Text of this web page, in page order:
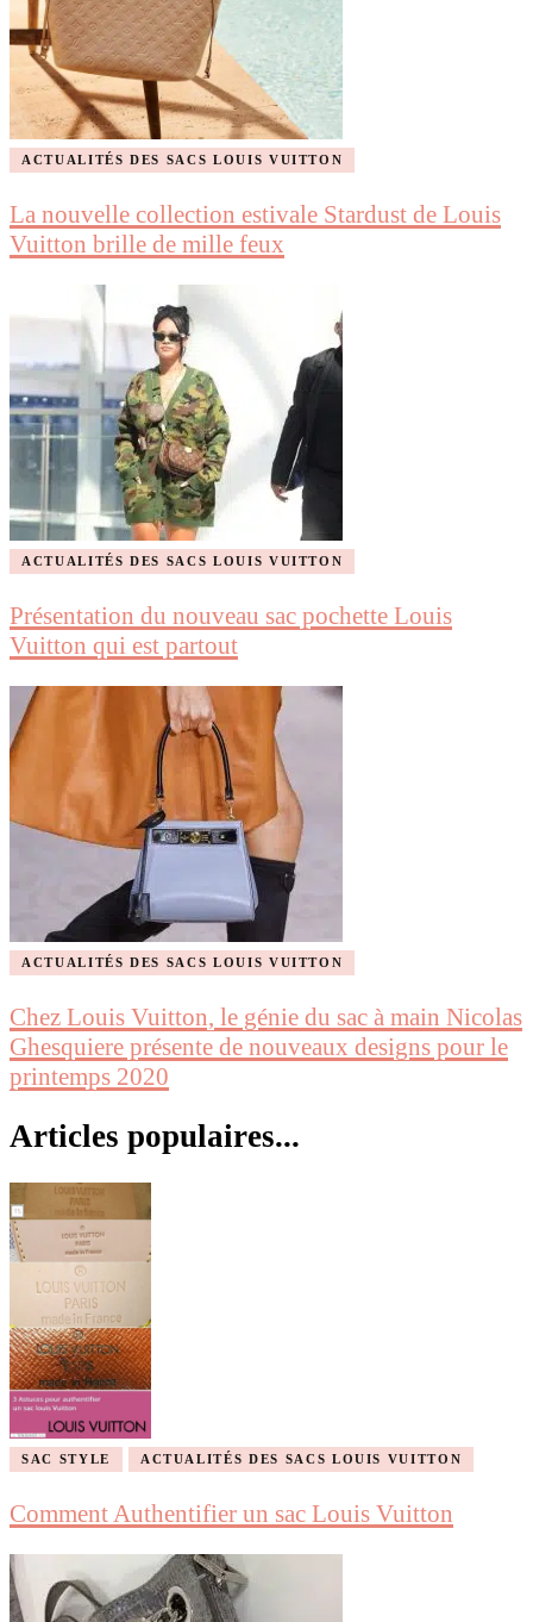
ACTUALITÉS DES SACS LOUIS VUITTON
La nouvelle collection estivale Stardust de Louis
Vuitton brille de mille feux
ACTUALITÉS DES SACS LOUIS VUITTON
Présentation du nouveau sac pochette Louis
Vuitton qui est partout
ACTUALITÉS DES SACS LOUIS VUITTON
Chez Louis Vuitton, le génie du sac à main Nicolas
Ghesquiere présente de nouveaux designs pour le
printemps 2020
Articles populaires...
SAC STYLE ACTUALITÉS DES SACS LOUIS VUITTON
Comment Authentifier un sac Louis Vuitton